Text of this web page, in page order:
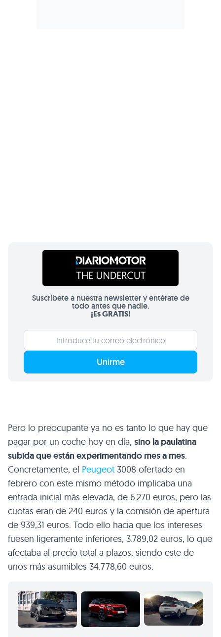
Suscríbete a nuestra newsletter y entérate de
todo antes que nadie.
¡Es GRATIS!
Unirme
Pero lo preocupante ya no es tanto lo que hay que
pagar por un coche hoy en día, sino la paulatina
subida que están experimentando mes a mes.
Concretamente, el Peugeot 3008 ofertado en
febrero con este mismo método implicaba una
entrada inicial más elevada, de 6.270 euros, pero las
cuotas eran de 240 euros y la comisión de apertura
de 939,31 euros. Todo ello hacia que los intereses
fuesen ligeramente inferiores, 3.789,02 euros, lo que
afectaba al precio total a plazos, siendo este de
unos más asumibles 34.778,60 euros.